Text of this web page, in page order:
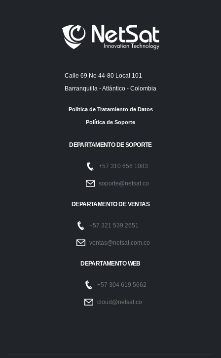
Calle 69 No 44-80 Local 101
Barranquilla - Atlántico - Colombia
Politica de Tratamiento de Datos
Política de Soporte
DEPARTAMENTO DE SOPORTE
+57 310 656 1083
soporte@netsat.co
DEPARTAMENTO DE VENTAS
+57 321 539 2651
ventas@netsat.com.co
DEPARTAMENTO WEB
+57 304 619 5662
cloud@netsat.co